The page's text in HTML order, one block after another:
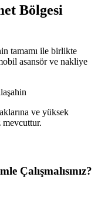
Bölgesi
tamamı ile birlikte
asansör ve nakliye
ve yüksek
mevcuttur.
Çalışmalısınız?